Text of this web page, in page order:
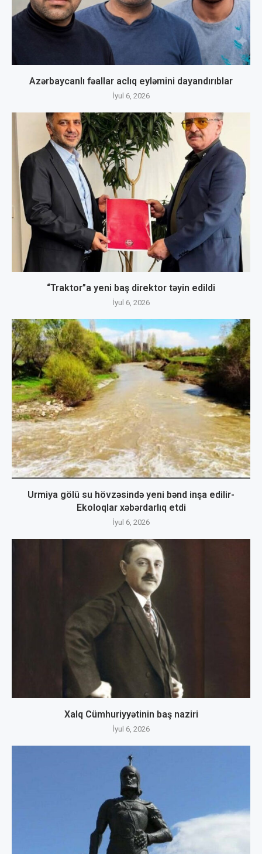
Azərbaycanlı fəallar aclıq eyləmini dayandırıblar
İyul 6, 2026
“Traktor”a yeni baş direktor təyin edildi
İyul 6, 2026
Urmiya gölü su hövzəsində yeni bənd inşa edilir-
Ekoloqlar xəbərdarlıq etdi
İyul 6, 2026
Xalq Cümhuriyyətinin baş naziri
İyul 6, 2026